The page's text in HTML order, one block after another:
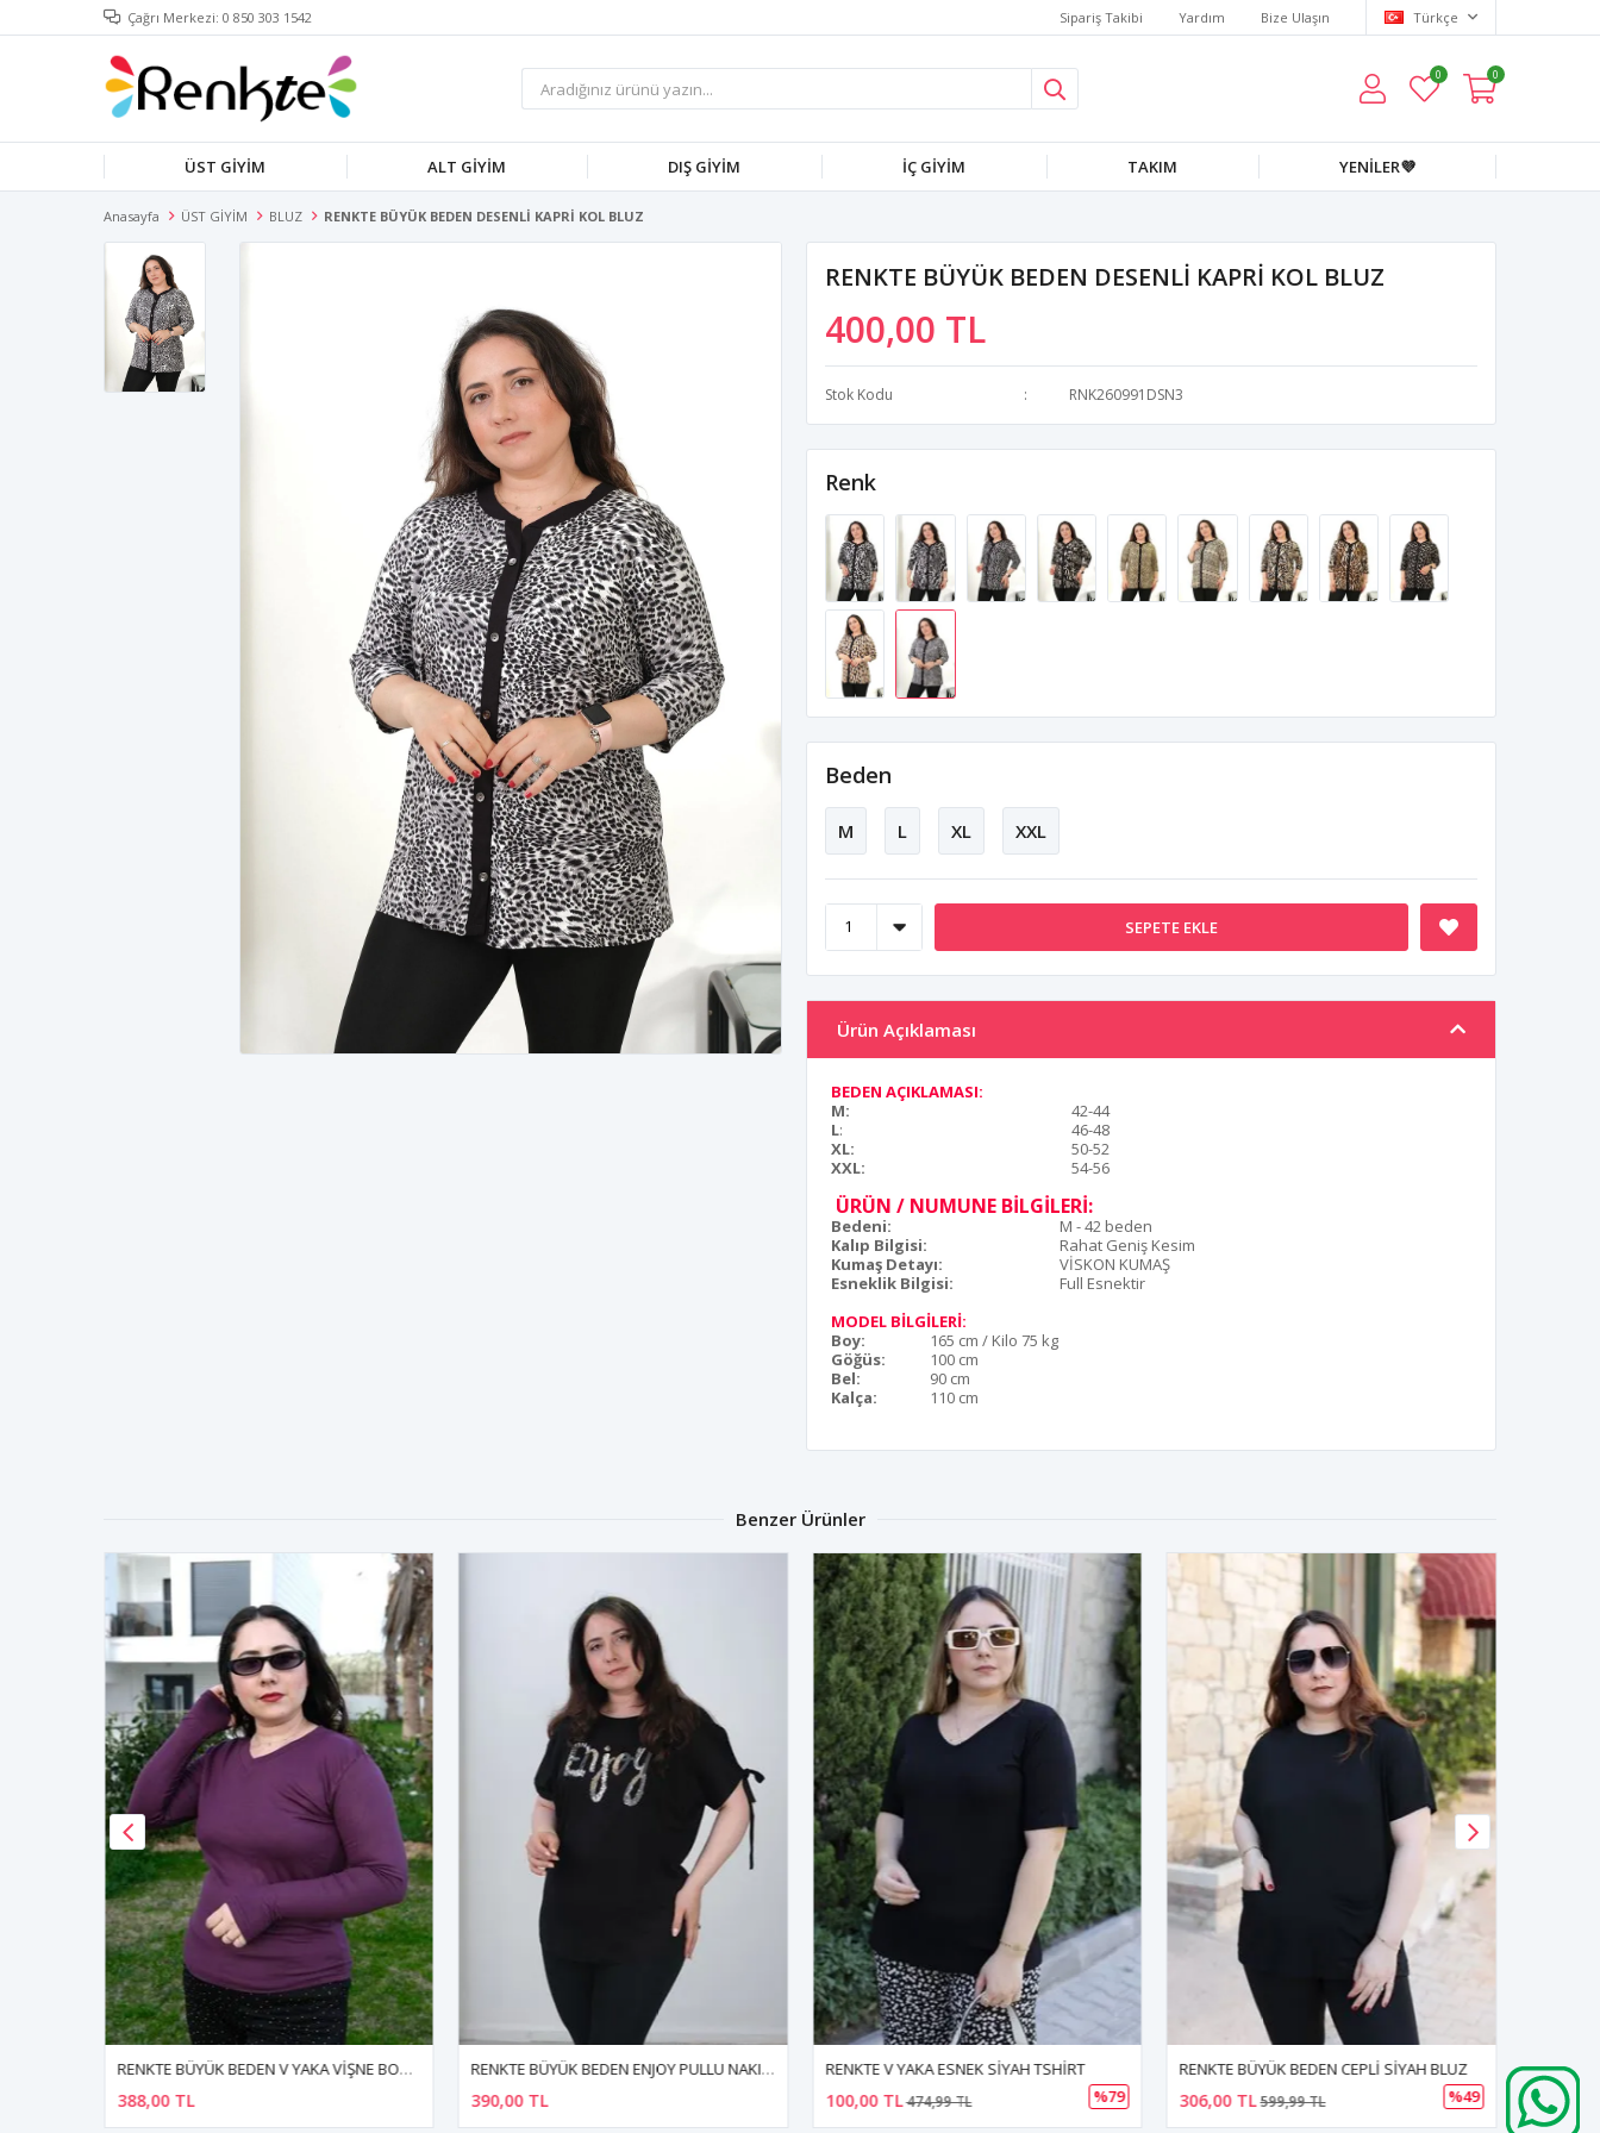
Çağrı Merkezi: 0 850 303 1542 Sipariş Takibi Yardım Bize Ulaşın Türkçe
0 0
ÜST GİYİM ALT GİYİM DIŞ GİYİM İÇ GİYİM TAKIM YENİLER💜
Anasayfa ÜST GİYİM BLUZ RENKTE BÜYÜK BEDEN DESENLİ KAPRİ KOL BLUZ
RENKTE BÜYÜK BEDEN DESENLİ KAPRİ KOL BLUZ
400,00 TL
Stok Kodu RNK260991DSN3
Renk
Beden
M L XL XXL
SEPETE EKLE
Ürün Açıklaması
BEDEN AÇIKLAMASI:
M:
42-44
L:
46-48
XL:
50-52
XXL:
54-56
ÜRÜN / NUMUNE BİLGİLERİ:
Bedeni:
M - 42 beden
Kalıp Bilgisi:
Rahat Geniş Kesim
Kumaş Detayı:
VİSKON KUMAŞ
Esneklik Bilgisi:
Full Esnektir
MODEL BİLGİLERİ:
Boy:
165 cm / Kilo 75 kg
Göğüs:
100 cm
Bel:
90 cm
Kalça:
110 cm
Benzer Ürünler
RENKTE BÜYÜK BEDEN V YAKA VİŞNE BODY & BLUZ
388,00 TL
RENKTE BÜYÜK BEDEN ENJOY PULLU NAKIŞLI BLUZ
390,00 TL
RENKTE V YAKA ESNEK SİYAH TSHİRT
100,00 TL474,99 TL %79
RENKTE BÜYÜK BEDEN CEPLİ SİYAH BLUZ
306,00 TL599,99 TL %49 390,00